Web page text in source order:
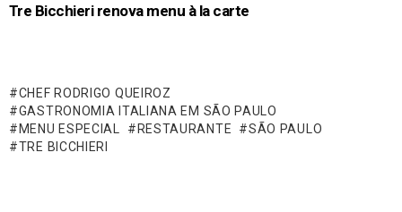
Tre Bicchieri renova menu à la carte
CHEF RODRIGO QUEIROZ
GASTRONOMIA ITALIANA EM SÃO PAULO
MENU ESPECIAL
RESTAURANTE
SÃO PAULO
TRE BICCHIERI